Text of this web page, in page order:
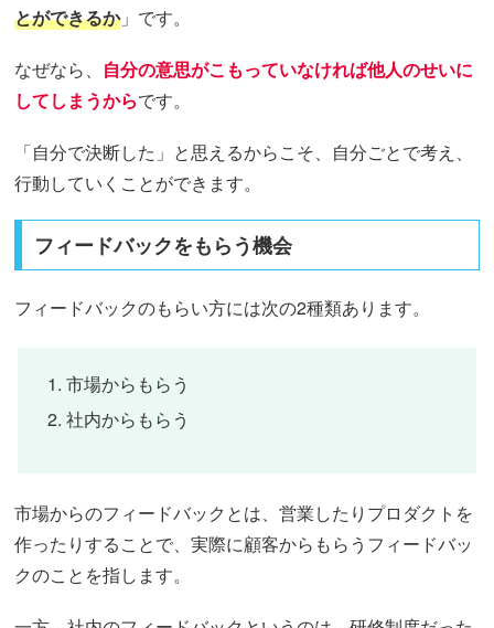
とができるか」です。
なぜなら、 自分の意思がこもっていなければ他人のせいに
してしまうからです。
「自分で決断した」と思えるからこそ、自分ごとで考え、
行動していくことができます。
フィードバックをもらう機会
フィードバックのもらい方には次の2種類あります。
市場からもらう
社内からもらう
市場からのフィードバックとは、営業したりプロダクトを
作ったりすることで、実際に顧客からもらうフィードバッ
クのことを指します。